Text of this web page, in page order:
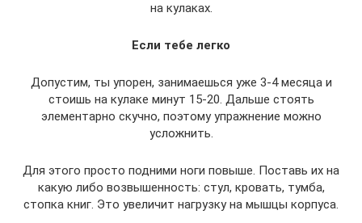
на кулаках.
Если тебе легко
Допустим, ты упорен, занимаешься уже 3-4 месяца и
стоишь на кулаке минут 15-20. Дальше стоять
элементарно скучно, поэтому упражнение можно
усложнить.
Для этого просто подними ноги повыше. Поставь их на
какую либо возвышенность: стул, кровать, тумба,
стопка книг. Это увеличит нагрузку на мышцы корпуса.